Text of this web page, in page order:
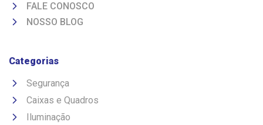
FALE CONOSCO
NOSSO BLOG
Categorias
Segurança
Caixas e Quadros
Iluminação